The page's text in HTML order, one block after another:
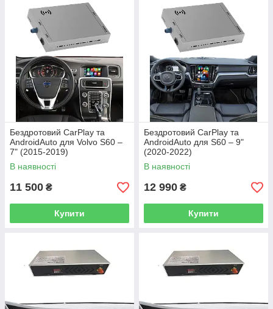
Бездротовий CarPlay та
AndroidAuto для Volvo S60 –
7" (2015-2019)
В наявності
11 500 ₴
Купити
Бездротовий CarPlay та
AndroidAuto для S60 – 9"
(2020-2022)
В наявності
12 990 ₴
Купити